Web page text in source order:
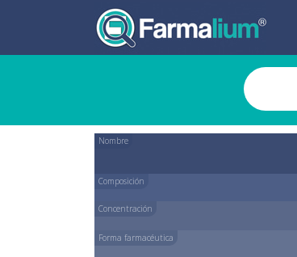
Nombre
Composición
Concentración
Forma farmacéutica